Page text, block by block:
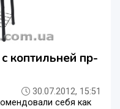
коптильней пр-
30.07.2012, 15:51
себя как